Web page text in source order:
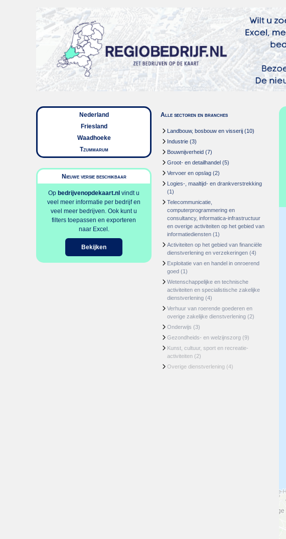
Nederland
Friesland
Waadhoeke
Tzummarum
Nieuwe versie beschikbaar
Op bedrijvenopdekaart.nl vindt u
veel meer informatie per bedrijf en
veel meer bedrijven. Ook kunt u
filters toepassen en exporteren
naar Excel.
Bekijken
Alle sectoren en branches
Landbouw, bosbouw en visserij (10)
Industrie (3)
Bouwnijverheid (7)
Groot- en detailhandel (5)
Vervoer en opslag (2)
Logies-, maaltijd- en drankverstrekking
(1)
Telecommunicatie,
computerprogrammering en
consultancy, informatica-infrastructuur
en overige activiteiten op het gebied van
informatiediensten (1)
Activiteiten op het gebied van financiële
dienstverlening en verzekeringen (4)
Exploitatie van en handel in onroerend
goed (1)
Wetenschappelijke en technische
activiteiten en specialistische zakelijke
dienstverlening (4)
Verhuur van roerende goederen en
overige zakelijke dienstverlening (2)
Onderwijs (3)
Gezondheids- en welzijnszorg (9)
Kunst, cultuur, sport en recreatie-
activiteiten (2)
Overige dienstverlening (4)